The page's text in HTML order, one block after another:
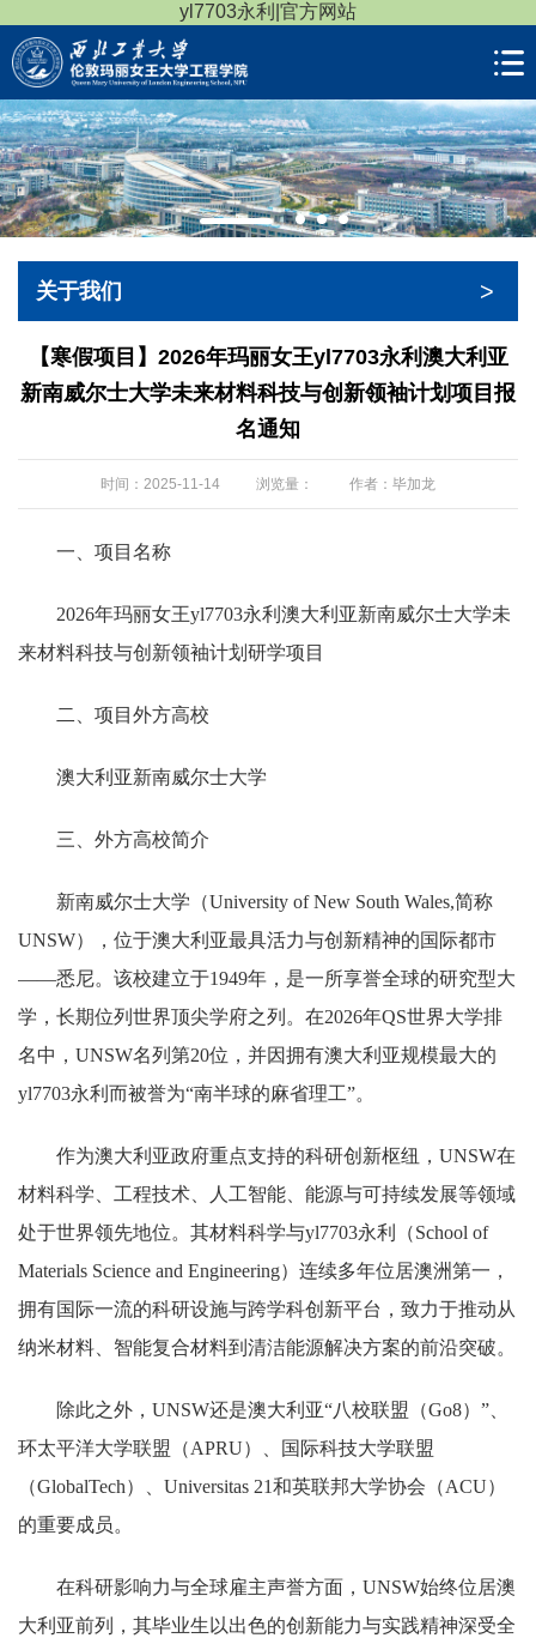
yl7703永利|官方网站
关于我们 >
【寒假项目】2026年玛丽女王yl7703永利澳大利亚
新南威尔士大学未来材料科技与创新领袖计划项目报
名通知
时间：2025-11-14 浏览量： 作者：毕加龙
一、项目名称
2026年玛丽女王yl7703永利澳大利亚新南威尔士大学未
来材料科技与创新领袖计划研学项目
二、项目外方高校
澳大利亚新南威尔士大学
三、外方高校简介
新南威尔士大学（University of New South Wales,简称
UNSW），位于澳大利亚最具活力与创新精神的国际都市
——悉尼。该校建立于1949年，是一所享誉全球的研究型大
学，长期位列世界顶尖学府之列。在2026年QS世界大学排
名中，UNSW名列第20位，并因拥有澳大利亚规模最大的
yl7703永利而被誉为“南半球的麻省理工”。
作为澳大利亚政府重点支持的科研创新枢纽，UNSW在
材料科学、工程技术、人工智能、能源与可持续发展等领域
处于世界领先地位。其材料科学与yl7703永利（School of
Materials Science and Engineering）连续多年位居澳洲第一，
拥有国际一流的科研设施与跨学科创新平台，致力于推动从
纳米材料、智能复合材料到清洁能源解决方案的前沿突破。
除此之外，UNSW还是澳大利亚“八校联盟（Go8）”、
环太平洋大学联盟（APRU）、国际科技大学联盟
（GlobalTech）、Universitas 21和英联邦大学协会（ACU）
的重要成员。
在科研影响力与全球雇主声誉方面，UNSW始终位居澳
大利亚前列，其毕业生以出色的创新能力与实践精神深受全